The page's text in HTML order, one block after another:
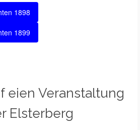
1898
1899
eien Veranstaltung
Elsterberg